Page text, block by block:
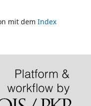
mit dem Index